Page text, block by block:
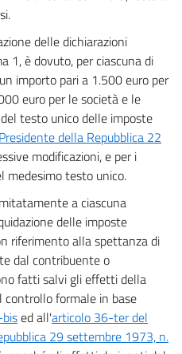
IV
FINALI
delle dichiarazioni
1, è dovuto, per ciascuna di
importo pari a 1.500 euro per
euro per le società e le
testo unico delle imposte
della Repubblica 22
modificazioni, e per i
medesimo testo unico.
a ciascuna
delle imposte
riferimento alla spettanza di
dal contribuente o
fatti salvi gli effetti della
controllo formale in base
ed all'articolo 36-ter del
29 settembre 1973, n.